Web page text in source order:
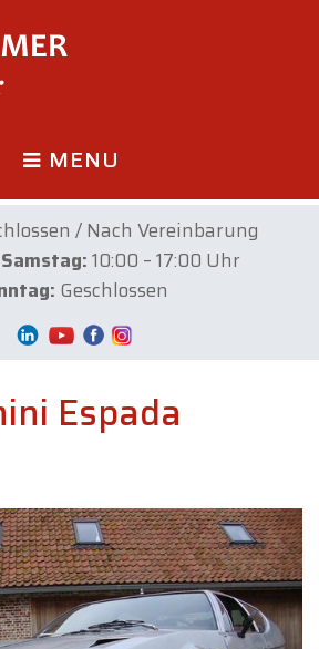
MENU
/ Nach Vereinbarung
10:00 – 17:00 Uhr
Geschlossen
Espada